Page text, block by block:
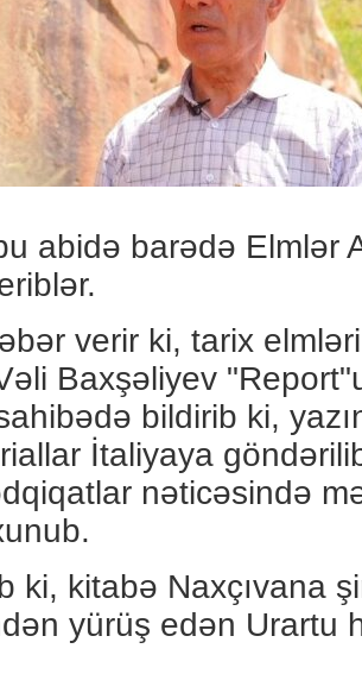
abidə barədə Elmlər
verir ki, tarix
Baxşəliyev
bildirib ki,
İtaliyaya
nəticəsində
ki, kitabə Naxçıvana
yürüş edən Urartu